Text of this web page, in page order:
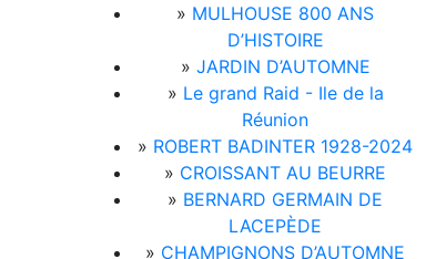
» MULHOUSE 800 ANS
D’HISTOIRE
» JARDIN D’AUTOMNE
» Le grand Raid - Ile de la
Réunion
» ROBERT BADINTER 1928-2024
» CROISSANT AU BEURRE
» BERNARD GERMAIN DE
LACEPÈDE
» CHAMPIGNONS D’AUTOMNE